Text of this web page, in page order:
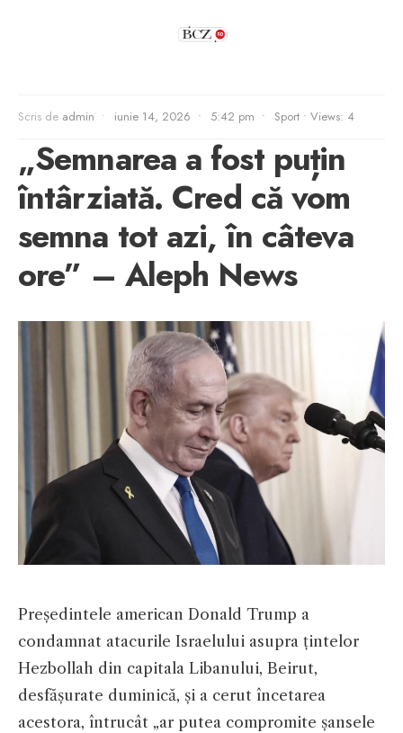
Scris de admin • iunie 14, 2026 • 5:42 pm • Sport • Views: 4
„Semnarea a fost puțin
întârziată. Cred că vom
semna tot azi, în câteva
ore” – Aleph News
Președintele american Donald Trump a
condamnat atacurile Israelului asupra țintelor
Hezbollah din capitala Libanului, Beirut,
desfășurate duminică, și a cerut încetarea
acestora, întrucât „ar putea compromite șansele